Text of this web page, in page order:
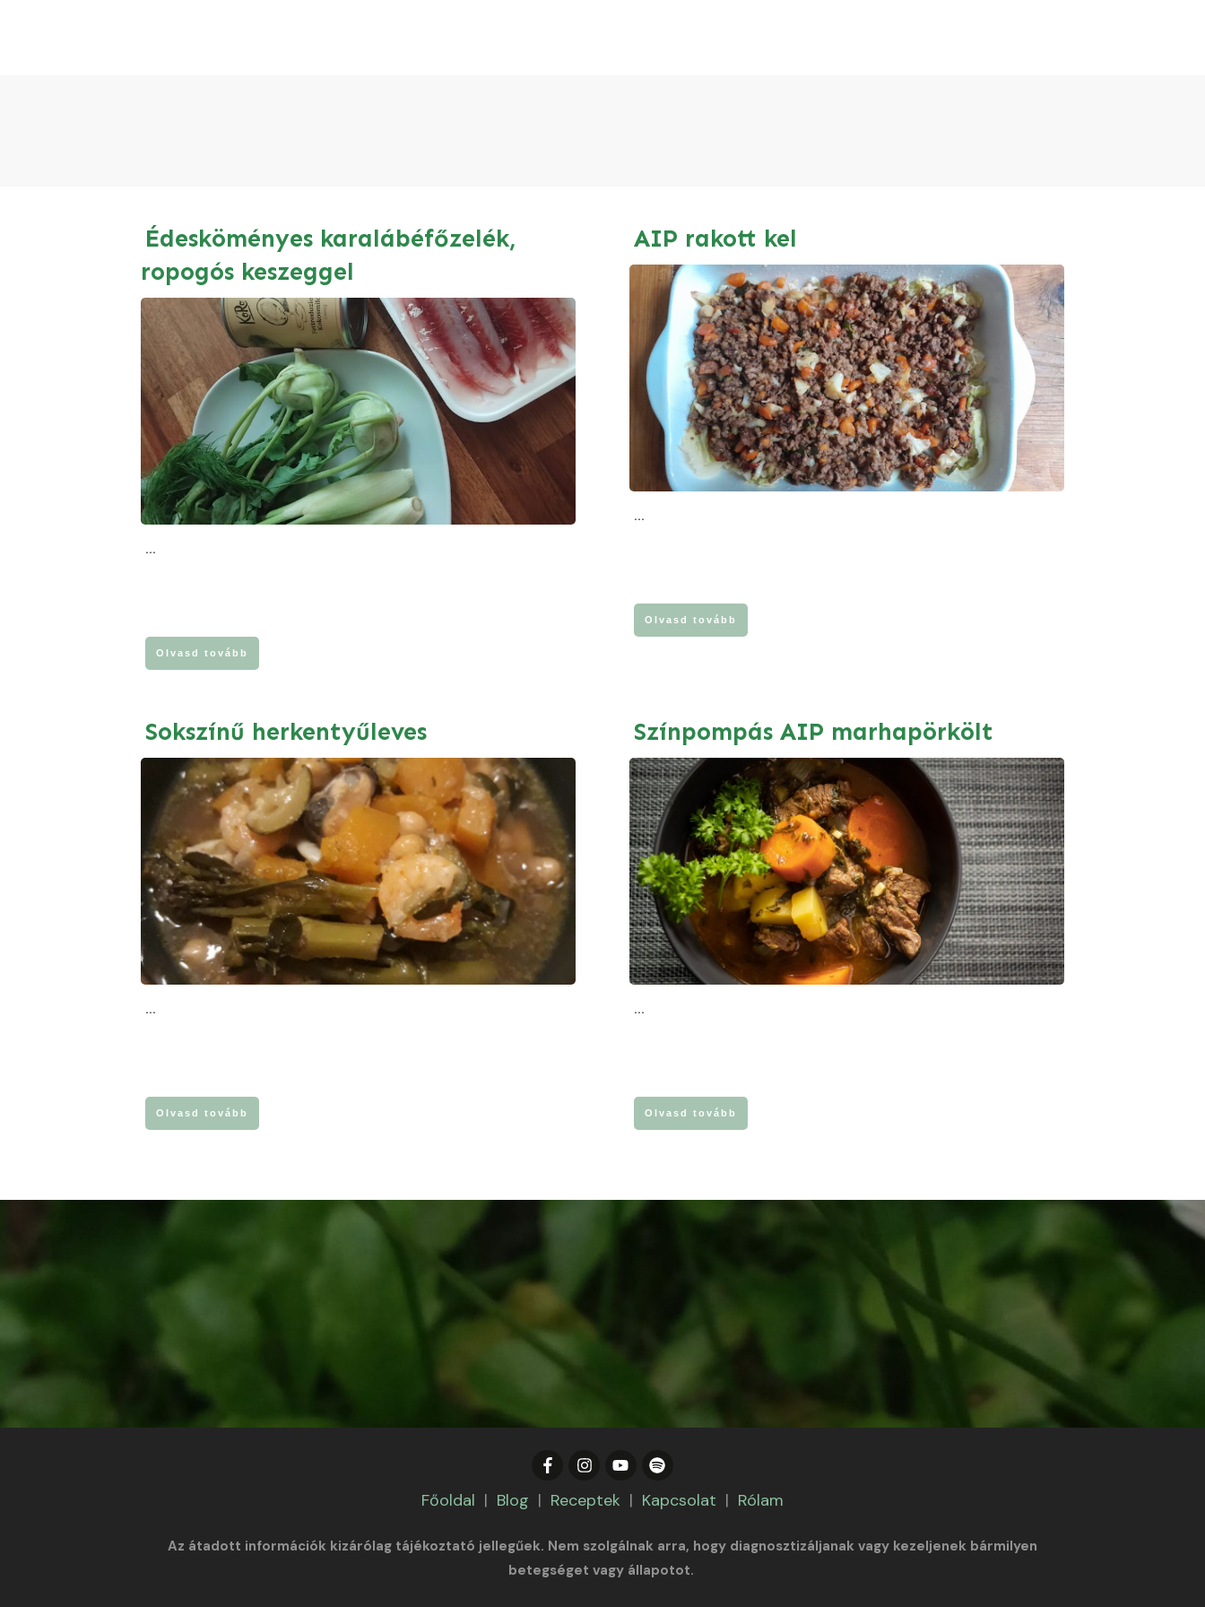
Édesköményes karalábéfőzelék,
ropogós keszeggel
...
Olvasd tovább
AIP rakott kel
...
Olvasd tovább
Sokszínű herkentyűleves
...
Olvasd tovább
Színpompás AIP marhapörkölt
...
Olvasd tovább
Főoldal | Blog | Receptek | Kapcsolat | Rólam
Az átadott információk kizárólag tájékoztató jellegűek. Nem szolgálnak arra, hogy diagnosztizáljanak vagy kezeljenek bármilyen
betegséget vagy állapotot.